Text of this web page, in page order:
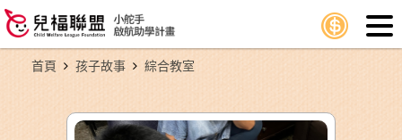
首頁 孩子故事 綜合教室